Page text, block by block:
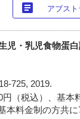
article アブス
児・乳児食物蛋
725, 2019.
（税込）、基本
料金制の方共に